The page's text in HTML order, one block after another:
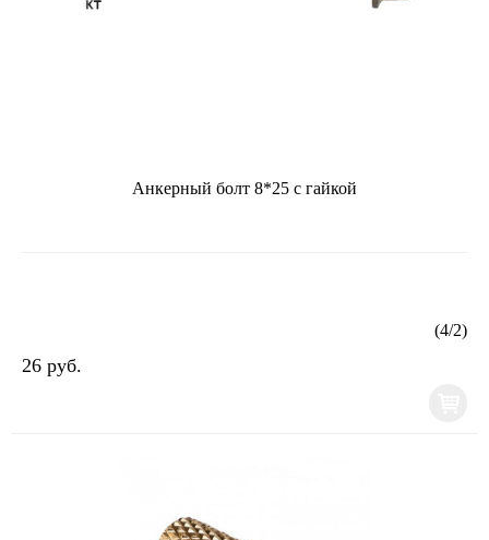
Анкерный болт 8*25 с гайкой
(4/2)
26 руб.